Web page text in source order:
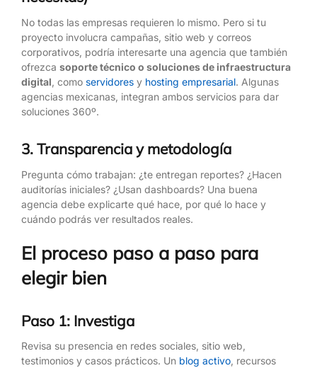
No todas las empresas requieren lo mismo. Pero si tu
proyecto involucra campañas, sitio web y correos
corporativos, podría interesarte una agencia que también
ofrezca soporte técnico o soluciones de infraestructura
digital , como servidores y hosting empresarial. Algunas
agencias mexicanas, integran ambos servicios para dar
soluciones 360º.
3. Transparencia y metodología
Pregunta cómo trabajan: ¿te entregan reportes? ¿Hacen
auditorías iniciales? ¿Usan dashboards? Una buena
agencia debe explicarte qué hace, por qué lo hace y
cuándo podrás ver resultados reales.
El proceso paso a paso para
elegir bien
Paso 1: Investiga
Revisa su presencia en redes sociales, sitio web,
testimonios y casos prácticos. Un blog activo , recursos